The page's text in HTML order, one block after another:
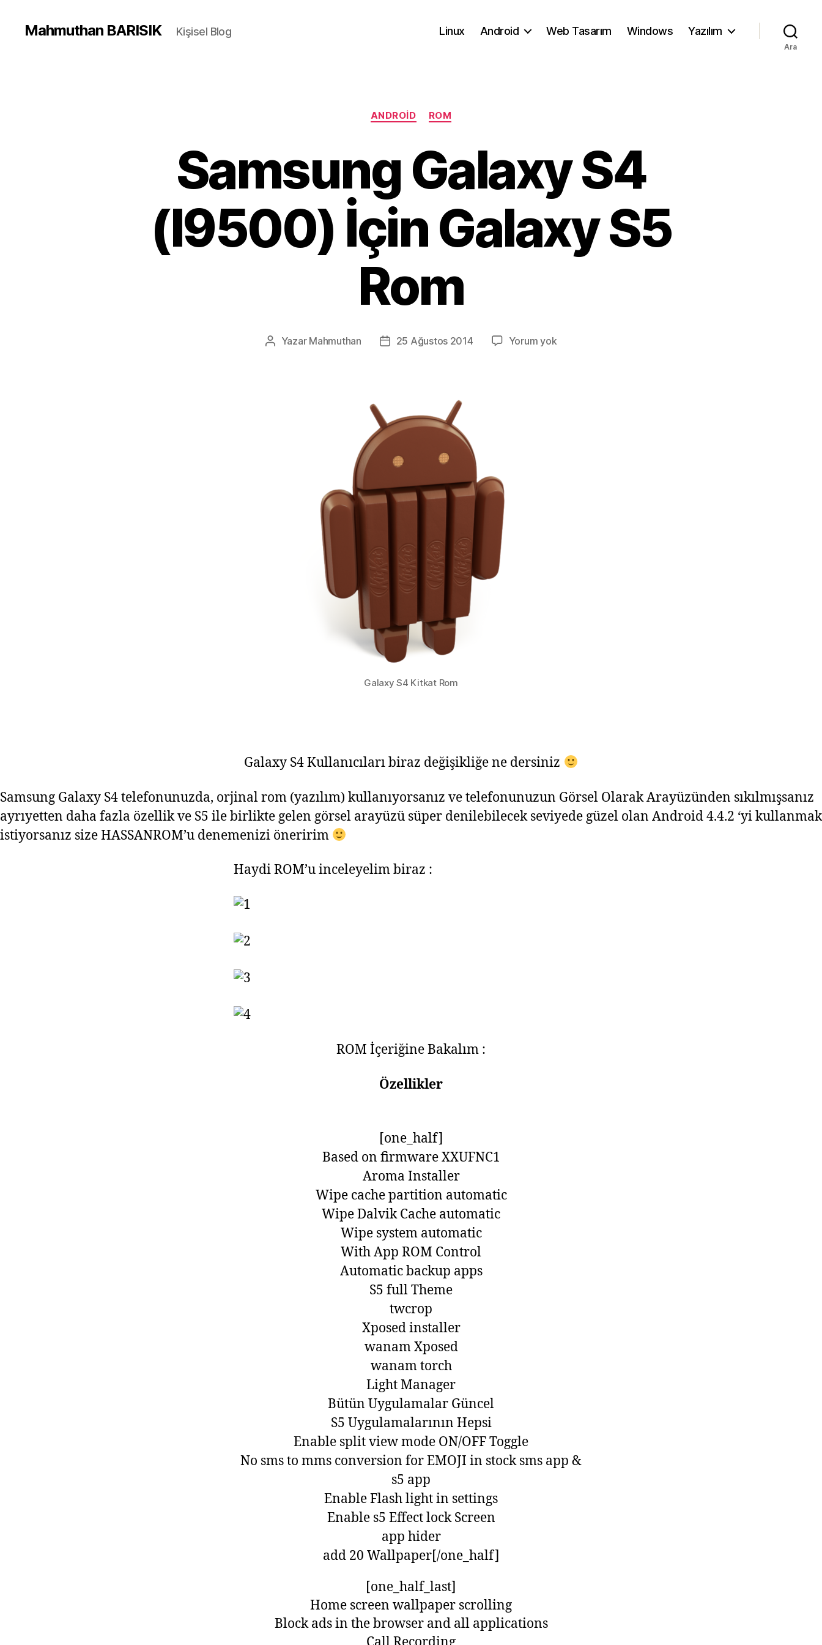
Mahmuthan BARISIK Kişisel Blog Linux Android Web Tasarım Windows Yazılım
Ara
Kategoriler
ANDROID ROM
Samsung Galaxy S4
(I9500) İçin Galaxy S5
Rom
Yazının
Yazar Mahmuthan
Yazı25 Ağustos 2014 Yorum yokSamsung
Galaxy S4 Kitkat Rom
Galaxy S4 Kullanıcıları biraz değişikliğe ne dersiniz
Samsung Galaxy S4 telefonunuzda, orjinal rom (yazılım) kullanıyorsanız ve telefonunuzun Görsel Olarak Arayüzünden sıkılmışsanız
ayrıyetten daha fazla özellik ve S5 ile birlikte gelen görsel arayüzü süper denilebilecek seviyede güzel olan Android 4.4.2 ‘yi kullanmak
istiyorsanız size HASSANROM’u denemenizi öneririm
Haydi ROM’u inceleyelim biraz :
ROM İçeriğine Bakalım :
Özellikler
[one_half]
Based on firmware XXUFNC1
Aroma Installer
Wipe cache partition automatic
Wipe Dalvik Cache automatic
Wipe system automatic
With App ROM Control
Automatic backup apps
S5 full Theme
twcrop
Xposed installer
wanam Xposed
wanam torch
Light Manager
Bütün Uygulamalar Güncel
S5 Uygulamalarının Hepsi
Enable split view mode ON/OFF Toggle
No sms to mms conversion for EMOJI in stock sms app &
s5 app
Enable Flash light in settings
Enable s5 Effect lock Screen
app hider
add 20 Wallpaper[/one_half]
[one_half_last]
Home screen wallpaper scrolling
Block ads in the browser and all applications